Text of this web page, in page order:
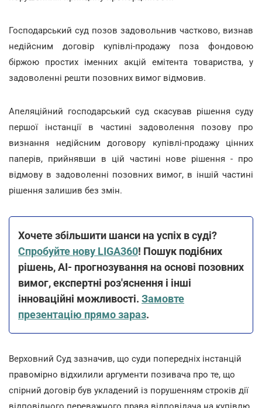
Господарський суд позов задовольнив частково, визнав
недійсним договір купівлі-продажу поза фондовою
біржою простих іменних акцій емітента товариства, у
задоволенні решти позовних вимог відмовив.
Апеляційний господарський суд скасував рішення суду
першої інстанції в частині задоволення позову про
визнання недійсним договору купівлі-продажу цінних
паперів, прийнявши в цій частині нове рішення - про
відмову в задоволенні позовних вимог, в іншій частині
рішення залишив без змін.
Хочете збільшити шанси на успіх в суді?
Спробуйте нову LIGA360! Пошук подібних
рішень, АІ- прогнозування на основі позовних
вимог, експертні роз'яснення і інші
інноваційні можливості. Замовте
презентацію прямо зараз.
Верховний Суд зазначив, що суди попередніх інстанцій
правомірно відхилили аргументи позивача про те, що
спірний договір був укладений із порушенням строків дії